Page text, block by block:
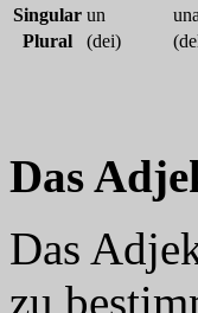
Singular un una
Plural
(dei)
Das
Das
zu